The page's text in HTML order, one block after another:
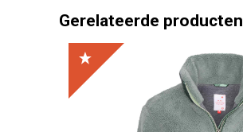
Gerelateerde producten